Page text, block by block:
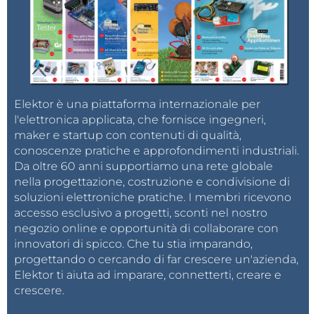
Elektor è una piattaforma internazionale per
l'elettronica applicata, che fornisce ingegneri,
maker e startup con contenuti di qualità,
conoscenze pratiche e approfondimenti industriali.
Da oltre 60 anni supportiamo una rete globale
nella progettazione, costruzione e condivisione di
soluzioni elettroniche pratiche. I membri ricevono
accesso esclusivo a progetti, sconti nel nostro
negozio online e opportunità di collaborare con
innovatori di spicco. Che tu stia imparando,
progettando o cercando di far crescere un'azienda,
Elektor ti aiuta ad imparare, connetterti, creare e
crescere.